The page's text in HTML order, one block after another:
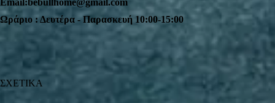
Ωράριο : Δευτέρα - Παρασκευή 10:00-15:00
ΣΧΕΤΙΚΑ